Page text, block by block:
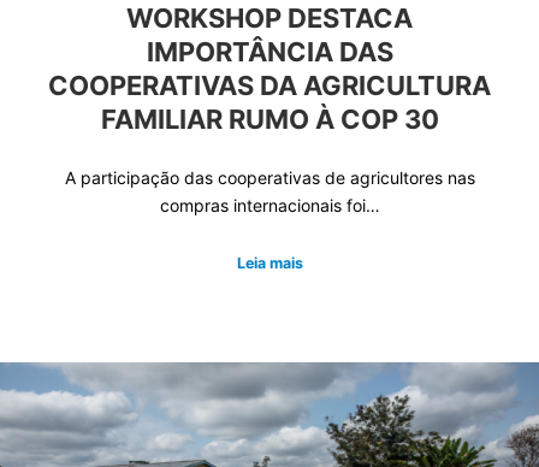
WORKSHOP DESTACA
IMPORTÂNCIA DAS
COOPERATIVAS DA AGRICULTURA
FAMILIAR RUMO À COP 30
A participação das cooperativas de agricultores nas
compras internacionais foi…
Leia mais